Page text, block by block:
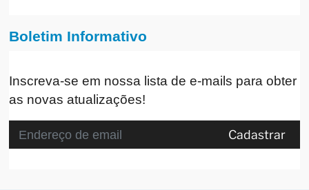
Boletim Informativo
Inscreva-se em nossa lista de e-mails para obter
as novas atualizações!
Cadastrar